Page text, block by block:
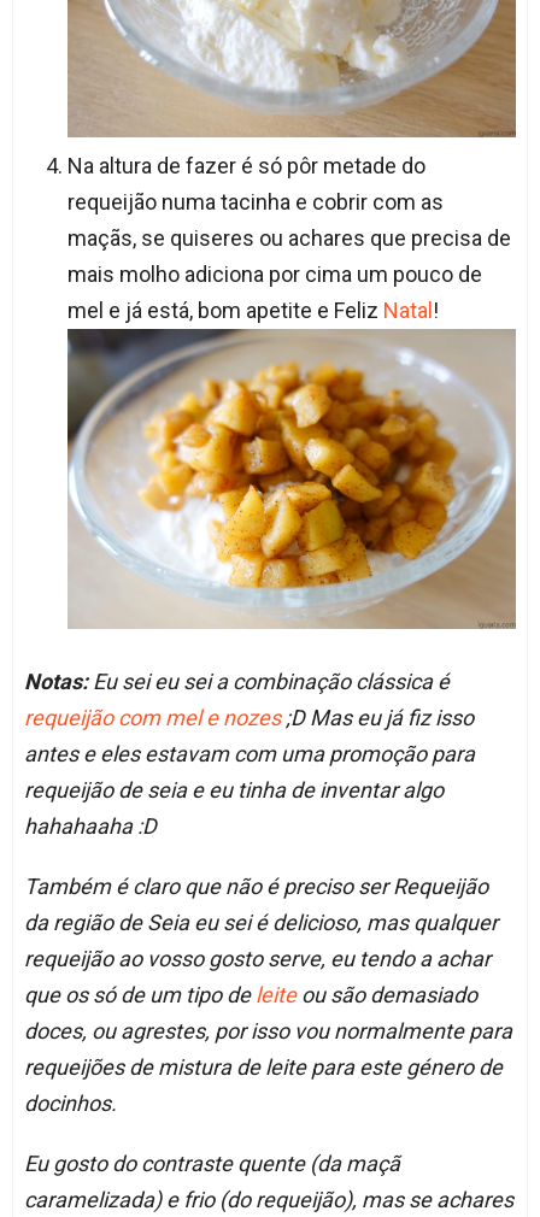
Na altura de fazer é só pôr metade do
requeijão numa tacinha e cobrir com as
maçãs, se quiseres ou achares que precisa de
mais molho adiciona por cima um pouco de
mel e já está, bom apetite e Feliz Natal !
Notas:Eu sei eu sei a combinação clássica é
requeijão com mel e nozes;D Mas eu já fiz isso
antes e eles estavam com uma promoção para
requeijão de seia e eu tinha de inventar algo
hahahaaha :D
Também é claro que não é preciso ser Requeijão
da região de Seia eu sei é delicioso, mas qualquer
requeijão ao vosso gosto serve, eu tendo a achar
que os só de um tipo deleiteou são demasiado
doces, ou agrestes, por isso vou normalmente para
requeijões de mistura de leite para este género de
docinhos.
Eu gosto do contraste quente (da maçã
caramelizada) e frio (do requeijão), mas se achares